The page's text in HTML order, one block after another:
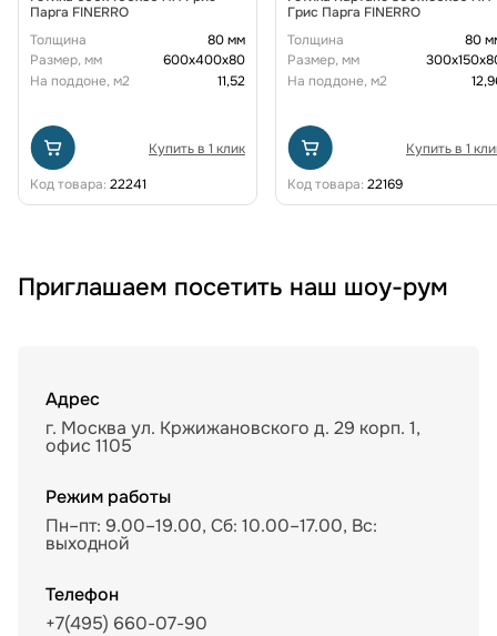
Парга FINERRO
Толщина
80 мм
Размер, мм
600х400х80
На поддоне, м2
11,52
Купить в 1 клик
Код товара: 22241
Грис Парга FINERRO
Толщина
80
Размер, мм
На поддоне, м2
Купить в 1
Код товара: 22169
Приглашаем посетить наш шоу-рум
Адрес
г. Москва ул. Кржижановского д. 29 корп. 1,
офис 1105
Режим работы
Пн–пт: 9.00–19.00, Сб: 10.00–17.00, Вс:
выходной
Телефон
+7(495) 660-07-90